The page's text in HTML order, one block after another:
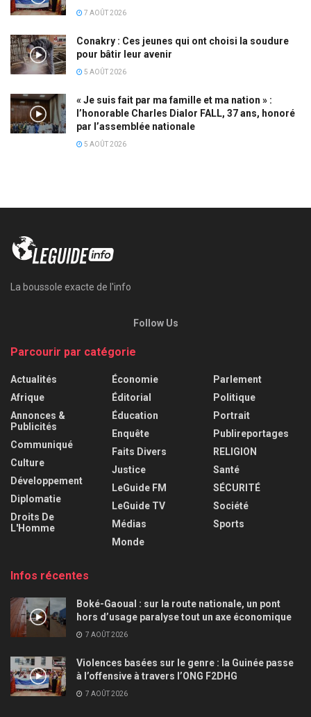
7 AOÛT 2026
Conakry : Ces jeunes qui ont choisi la soudure
pour bâtir leur avenir
5 AOÛT 2026
« Je suis fait par ma famille et ma nation » :
l’honorable Charles Dialor FALL, 37 ans, honoré
par l’assemblée nationale
5 AOÛT 2026
La boussole exacte de l'info
Follow Us
Parcourir par catégorie
Actualités
Afrique
Annonces &
Publicités
Communiqué
Culture
Développement
Diplomatie
Droits De
L'Homme
Économie
Éditorial
Éducation
Enquête
Faits Divers
Justice
LeGuide FM
LeGuide TV
Médias
Monde
Parlement
Politique
Portrait
Publireportages
RELIGION
Santé
SÉCURITÉ
Société
Sports
Infos récentes
Boké-Gaoual : sur la route nationale, un pont
hors d’usage paralyse tout un axe économique
7 AOÛT 2026
Violences basées sur le genre : la Guinée passe
à l’offensive à travers l’ONG F2DHG
7 AOÛT 2026